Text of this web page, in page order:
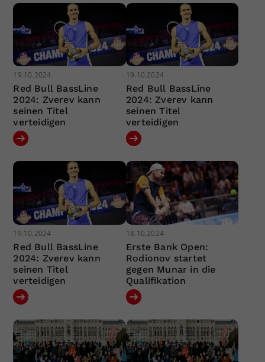
19.10.2024
Red Bull BassLine
2024: Zverev kann
seinen Titel
verteidigen
19.10.2024
Red Bull BassLine
2024: Zverev kann
seinen Titel
verteidigen
19.10.2024
Red Bull BassLine
2024: Zverev kann
seinen Titel
verteidigen
18.10.2024
Erste Bank Open:
Rodionov startet
gegen Munar in die
Qualifikation